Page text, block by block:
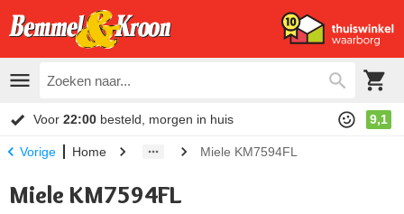
Voor 22:00 besteld, morgen in huis 9,1
Vorige Home Miele KM7594FL
Miele KM7594FL